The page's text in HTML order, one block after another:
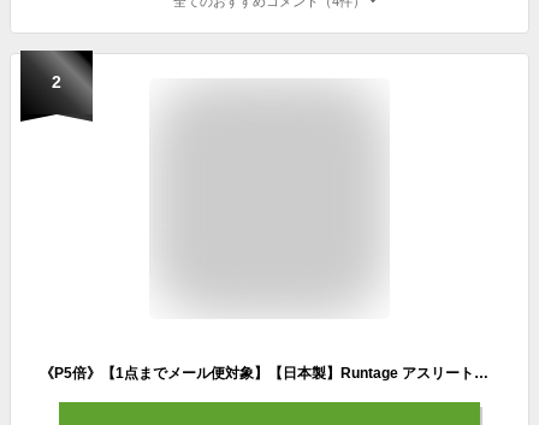
2
《P5倍》【1点までメール便対象】【日本製】Runtage アスリートランナーPRO V2 スポーツタイツ ランニングタイツ 10分丈 コンプレッション メンズ/レディース S-3L 着圧 着圧タイツ レギンス スパッツ 加圧 マラソン ランニング ジョギング(代引不可)[M便 1/1]